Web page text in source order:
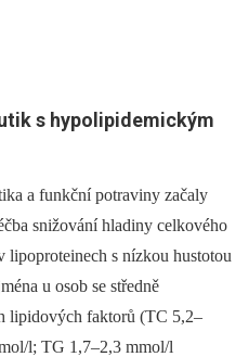
s hypolipidemickým
a funkční potraviny začaly
snižování hladiny celkového
lipoproteinech s nízkou hustotou
u osob se středně
lipidových faktorů (TC 5,2–
l; TG 1,7–2,3 mmol/l